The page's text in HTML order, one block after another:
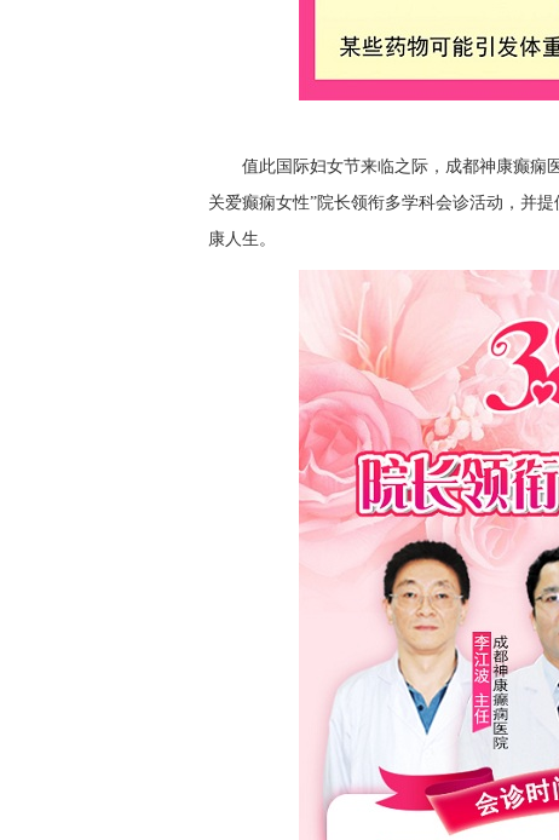
值此国际妇女节来临之际，成都神康癫痫
关爱癫痫女性”院长领衔多学科会诊活动，并
康人生。